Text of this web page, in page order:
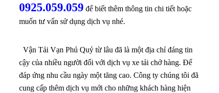
0925.059.059 để biết thêm thông tin chi tiết hoặc
muốn tư vấn sử dụng dịch vụ nhé.
Vận Tải Vạn Phú Quý từ lâu đã là một địa chỉ đáng tin
cậy của nhiều người đối với dịch vụ xe tải chở hàng. Để
đáp ứng nhu cầu ngày một tăng cao. Công ty chúng tôi đã
cung cấp thêm dịch vụ mới cho những khách hàng hiện